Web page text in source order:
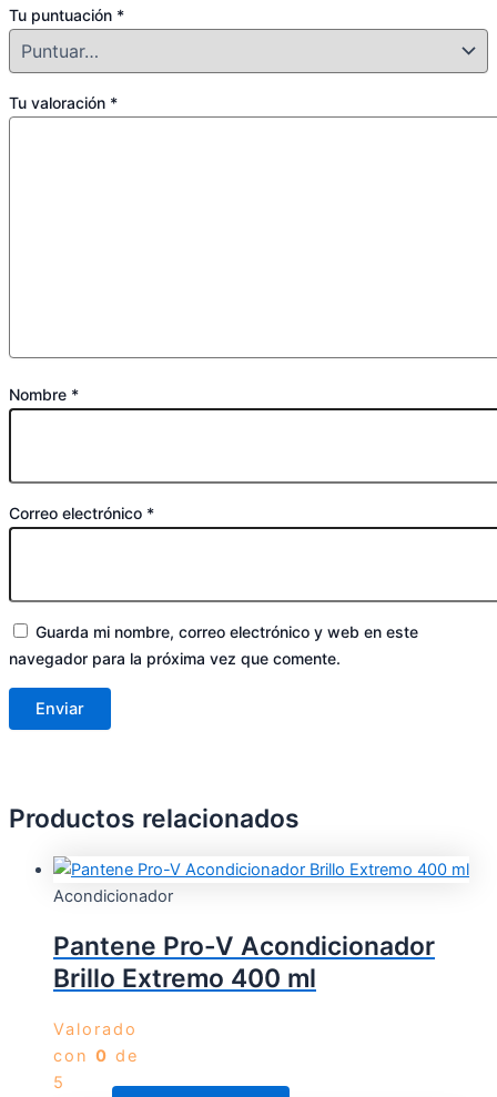
Tu puntuación *
Tu valoración *
Nombre *
Correo electrónico *
Guarda mi nombre, correo electrónico y web en este
navegador para la próxima vez que comente.
Productos relacionados
Acondicionador
Pantene Pro-V Acondicionador
Brillo Extremo 400 ml
Valorado
con 0 de
5